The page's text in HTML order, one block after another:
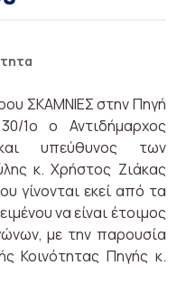
ΣΚΑΜΝΙΕΣ στην Πηγή
1ο ο Αντιδήμαρχος
υπεύθυνος των
κ. Χρήστος Ζιάκας
γίνονται εκεί από τα
να είναι έτοιμος
με την παρουσία
Κοινότητας Πηγής κ.